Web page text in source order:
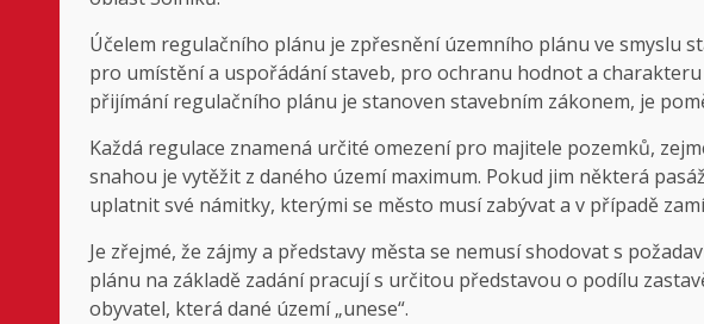
Účelem regulačního plánu je zpřesnění územního plánu ve smyslu
pro umístění a uspořádání staveb, pro ochranu hodnot a
přijímání regulačního plánu je stanoven stavebním zákonem, je
Každá regulace znamená určité omezení pro majitele pozemků,
snahou je vytěžit z daného území maximum. Pokud jim některá
uplatnit své námitky, kterými se město musí zabývat a v případě
Je zřejmé, že zájmy a představy města se nemusí shodovat s
plánu na základě zadání pracují s určitou představou o podílu
obyvatel, která dané území „unese“.